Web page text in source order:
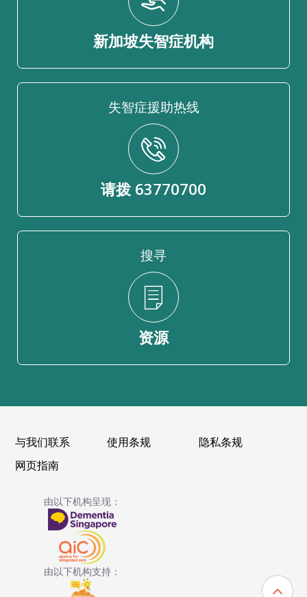
新加坡失智症机构
失智症援助热线
请拨 63770700
搜寻
资源
与我们联系 使用条规
隐私条规
网页指南
由以下机构呈现：
由以下机构支持：